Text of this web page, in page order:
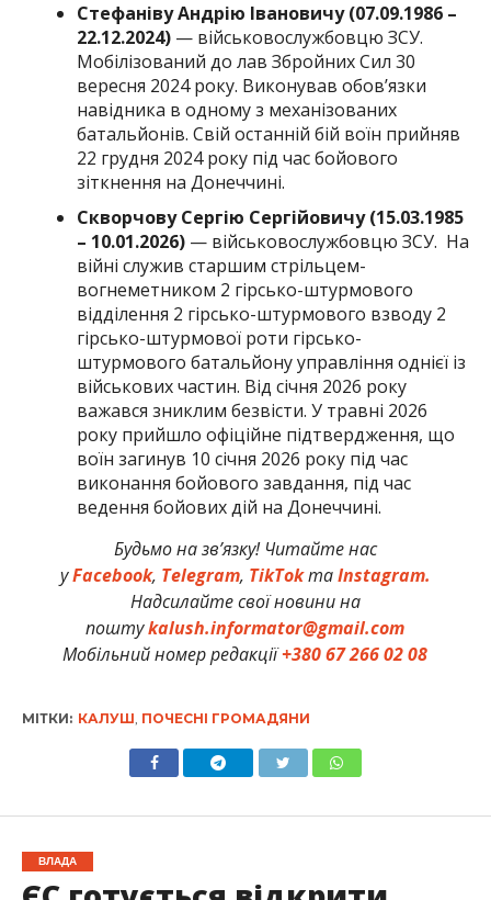
Стефаніву Андрію Івановичу(07.09.1986 –
22.12.2024) — військовослужбовцю ЗСУ.
Мобілізований до лав Збройних Сил 30
вересня 2024 року. Виконував обов’язки
навідника в одному з механізованих
батальйонів. Свій останній бій воїн прийняв
22 грудня 2024 року під час бойового
зіткнення на Донеччині.
Скворчову Сергію Сергійовичу (15.03.1985
– 10.01.2026)— військовослужбовцю ЗСУ. На
війні служив старшим стрільцем-
вогнеметником 2 гірсько-штурмового
відділення 2 гірсько-штурмового взводу 2
гірсько-штурмової роти гірсько-
штурмового батальйону управління однієї із
військових частин. Від січня 2026 року
важався зниклим безвісти. У травні 2026
року прийшло офіційне підтвердження, що
воїн загинув 10 січня 2026 року під час
виконання бойового завдання, під час
ведення бойових дій на Донеччині.
Будьмо на зв’язку! Читайте нас
уFacebook, Telegram, TikTokтаInstagram.
Надсилайте свої новини на
поштуkalush.informator@gmail.com
Мобільний номер редакції+380 67 266 02 08
МІТКИ: КАЛУШ, ПОЧЕСНІ ГРОМАДЯНИ
ВЛАДА